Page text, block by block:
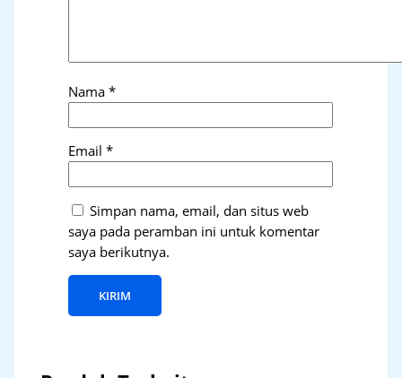
Nama*
Email*
Simpan nama, email, dan situs web
saya pada peramban ini untuk komentar
saya berikutnya.